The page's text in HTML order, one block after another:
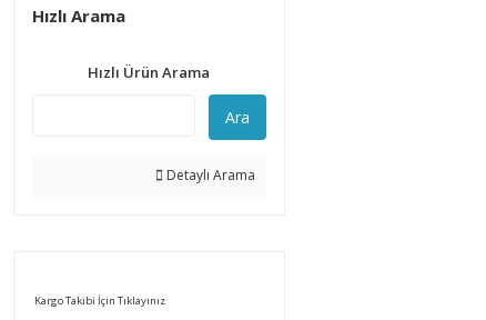
Hızlı Arama
Hızlı Ürün Arama
Ara
Detaylı Arama
Kargo Takibi İçin Tıklayınız